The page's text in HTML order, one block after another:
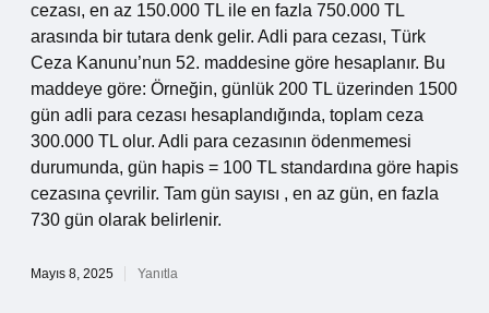
cezası, en az 150.000 TL ile en fazla 750.000 TL
arasında bir tutara denk gelir. Adli para cezası, Türk
Ceza Kanunu’nun 52. maddesine göre hesaplanır. Bu
maddeye göre: Örneğin, günlük 200 TL üzerinden 1500
gün adli para cezası hesaplandığında, toplam ceza
300.000 TL olur. Adli para cezasının ödenmemesi
durumunda, gün hapis = 100 TL standardına göre hapis
cezasına çevrilir. Tam gün sayısı , en az gün, en fazla
730 gün olarak belirlenir.
Mayıs 8, 2025 Yanıtla